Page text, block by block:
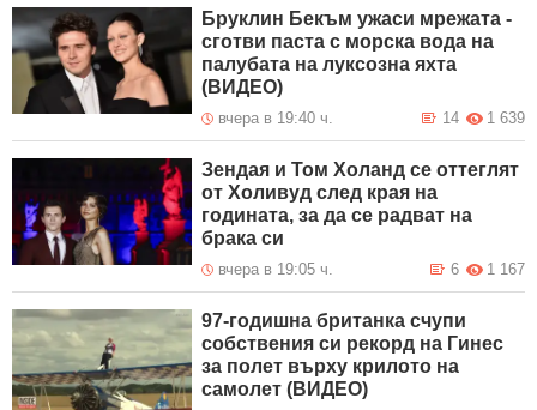
Бруклин Бекъм ужаси мрежата -
сготви паста с морска вода на
палубата на луксозна яхта
(ВИДЕО)
вчера в 19:40 ч. 1 639
14
Зендая и Том Холанд се оттеглят
от Холивуд след края на
годината, за да се радват на
брака си
вчера в 19:05 ч. 1 167
6
97-годишна британка счупи
собствения си рекорд на Гинес
за полет върху крилото на
самолет (ВИДЕО)